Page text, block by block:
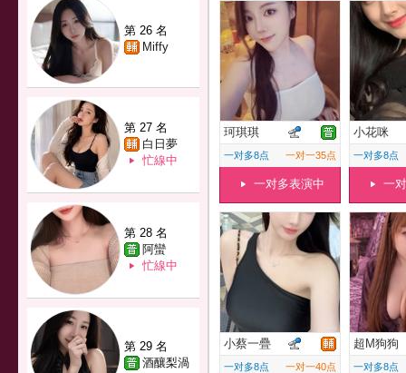
第 26 名
Miffy
第 27 名
白日夢
忙線中
第 28 名
阿蠻
忙線中
第 29 名
酒釀梨渦
珂琪琪
一对多8点 一对一35点
一对多表演中
小花咪
一对多8点
一
小蔡一疊
一对多8点 一对一40点
超M狗狗
一对多8点